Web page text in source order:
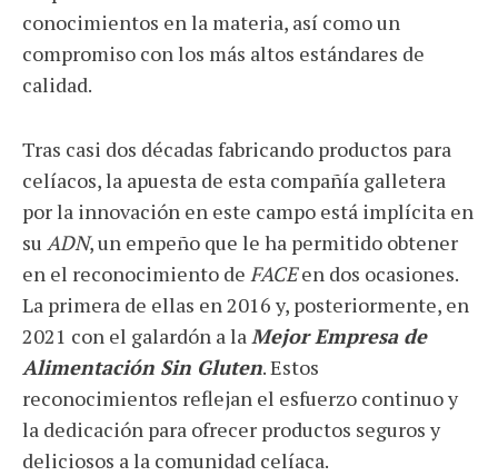
conocimientos en la materia, así como un
compromiso con los más altos estándares de
calidad.
Tras casi dos décadas fabricando productos para
celíacos, la apuesta de esta compañía galletera
por la innovación en este campo está implícita en
su ADN, un empeño que le ha permitido obtener
en el reconocimiento de FACEen dos ocasiones.
La primera de ellas en 2016 y, posteriormente, en
2021 con el galardón a laMejor Empresa de
Alimentación Sin Gluten. Estos
reconocimientos reflejan el esfuerzo continuo y
la dedicación para ofrecer productos seguros y
deliciosos a la comunidad celíaca.